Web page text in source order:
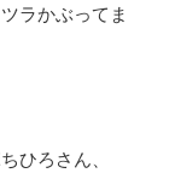
ラかぶってま
ひろさん、